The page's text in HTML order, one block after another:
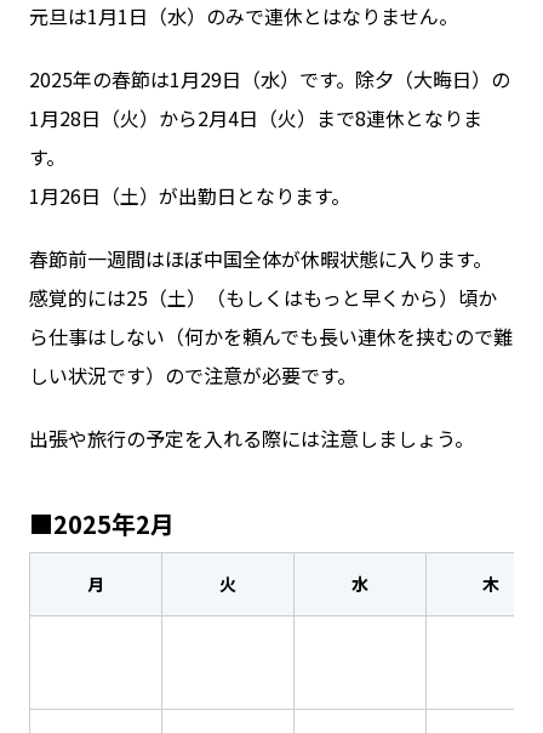
元旦は1月1日（水）のみで連休とはなりません。
2025年の春節は1月29日（水）です。除夕（大晦日）の
1月28日（火）から2月4日（火）まで8連休となりま
す。
1月26日（土）が出勤日となります。
春節前一週間はほぼ中国全体が休暇状態に入ります。
感覚的には25（土）（もしくはもっと早くから）頃か
ら仕事はしない（何かを頼んでも長い連休を挟むので難
しい状況です）ので注意が必要です。
出張や旅行の予定を入れる際には注意しましょう。
■2025年2月
月 火 水 木